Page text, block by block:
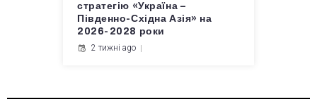
стратегію «Україна –
Південно-Східна Азія» на
2026-2028 роки
2 тижні ago